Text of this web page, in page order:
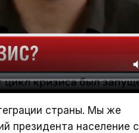
страны. Мы же
президента население с